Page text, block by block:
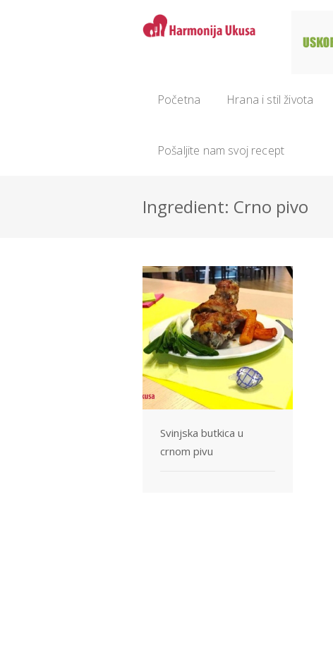
Početna Hrana i stil života
Pošaljite nam svoj recept
Ingredient: Crno pivo
Svinjska butkica u
crnom pivu